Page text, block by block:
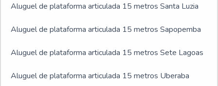
Aluguel de plataforma articulada 15 metros Santa Luzia
Aluguel de plataforma articulada 15 metros Sapopemba
Aluguel de plataforma articulada 15 metros Sete Lagoas
Aluguel de plataforma articulada 15 metros Uberaba